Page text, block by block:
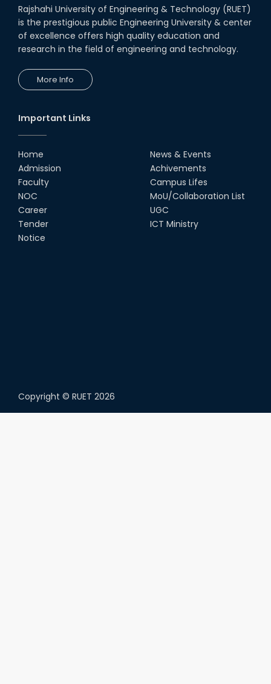
Rajshahi University of Engineering & Technology (RUET)
is the prestigious public Engineering University & center
of excellence offers high quality education and
research in the field of engineering and technology.
More Info
Important Links
Home
Admission
Faculty
NOC
Career
Tender
Notice
News & Events
Achivements
Campus Lifes
MoU/Collaboration List
UGC
ICT Ministry
Copyright © RUET 2026